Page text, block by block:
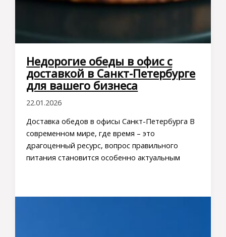
Недорогие обеды в офис с
доставкой в Санкт-Петербурге
для вашего бизнеса
22.01.2026
Доставка обедов в офисы Санкт-Петербурга В
современном мире, где время – это
драгоценный ресурс, вопрос правильного
питания становится особенно актуальным